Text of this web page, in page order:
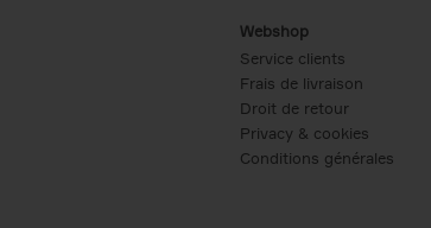
Webshop
Service clients
Frais de livraison
Droit de retour
Privacy & cookies
Conditions générales